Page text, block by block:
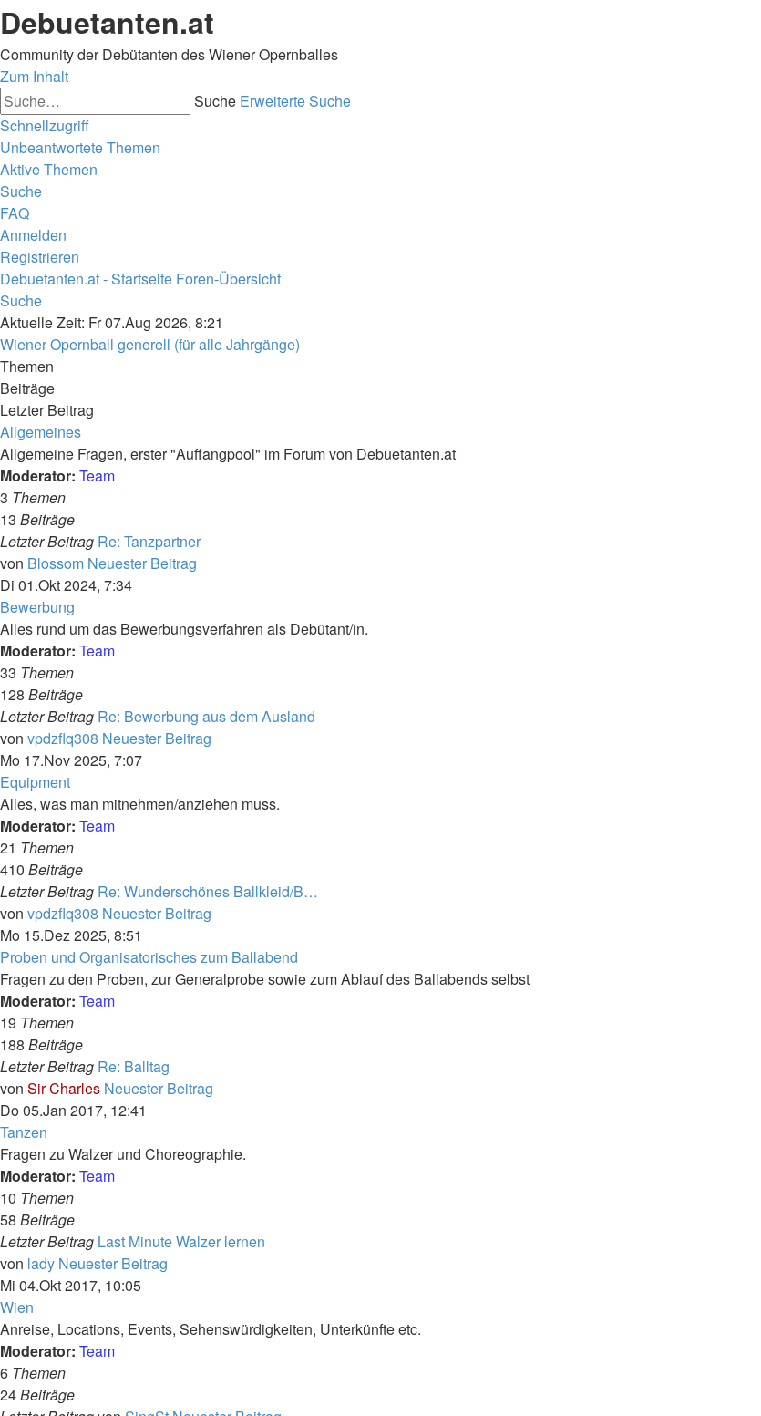
Debuetanten.at
Community der Debütanten des Wiener Opernballes
Zum Inhalt
Suche Erweiterte Suche
Schnellzugriff
Unbeantwortete Themen
Aktive Themen
Suche
FAQ
Anmelden
Registrieren
Debuetanten.at - Startseite Foren-Übersicht
Suche
Aktuelle Zeit: Fr 07.Aug 2026, 8:21
Wiener Opernball generell (für alle Jahrgänge)
Themen
Beiträge
Letzter Beitrag
Allgemeines
Allgemeine Fragen, erster "Auffangpool" im Forum von Debuetanten.at
Moderator: Team
3 Themen
13 Beiträge
Letzter Beitrag Re: Tanzpartner
von Blossom Neuester Beitrag
Di 01.Okt 2024, 7:34
Bewerbung
Alles rund um das Bewerbungsverfahren als Debütant/in.
Moderator: Team
33 Themen
128 Beiträge
Letzter Beitrag Re: Bewerbung aus dem Ausland
von vpdzflq308 Neuester Beitrag
Mo 17.Nov 2025, 7:07
Equipment
Alles, was man mitnehmen/anziehen muss.
Moderator: Team
21 Themen
410 Beiträge
Letzter Beitrag Re: Wunderschönes Ballkleid/B…
von vpdzflq308 Neuester Beitrag
Mo 15.Dez 2025, 8:51
Proben und Organisatorisches zum Ballabend
Fragen zu den Proben, zur Generalprobe sowie zum Ablauf des Ballabends selbst
Moderator: Team
19 Themen
188 Beiträge
Letzter Beitrag Re: Balltag
von Sir Charles Neuester Beitrag
Do 05.Jan 2017, 12:41
Tanzen
Fragen zu Walzer und Choreographie.
Moderator: Team
10 Themen
58 Beiträge
Letzter Beitrag Last Minute Walzer lernen
von lady Neuester Beitrag
Mi 04.Okt 2017, 10:05
Wien
Anreise, Locations, Events, Sehenswürdigkeiten, Unterkünfte etc.
Moderator: Team
6 Themen
24Beiträge